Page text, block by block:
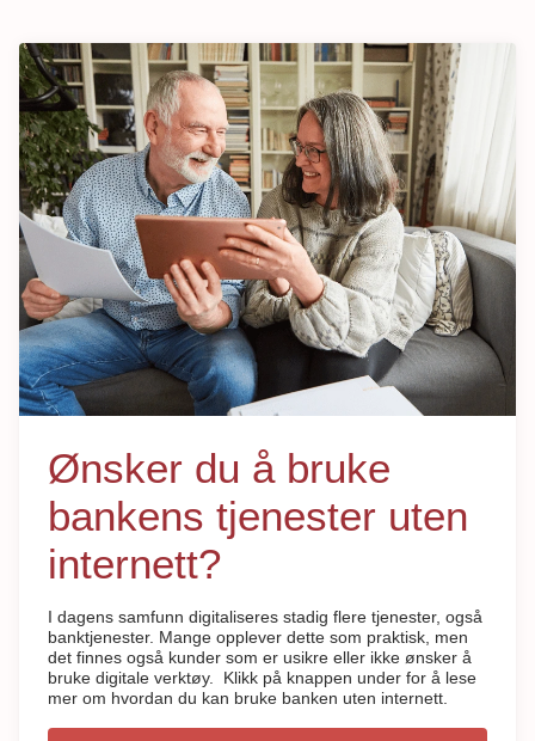
Ønsker du å bruke
bankens tjenester uten
internett?
I dagens samfunn digitaliseres stadig flere tjenester, også
banktjenester. Mange opplever dette som praktisk, men
det finnes også kunder som er usikre eller ikke ønsker å
bruke digitale verktøy. Klikk på knappen under for å lese
mer om hvordan du kan bruke banken uten internett.